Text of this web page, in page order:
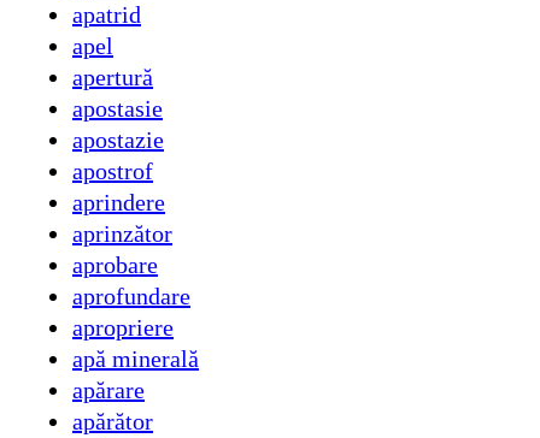
apatrid
apel
apertură
apostasie
apostazie
apostrof
aprindere
aprinzător
aprobare
aprofundare
apropriere
apă minerală
apărare
apărător